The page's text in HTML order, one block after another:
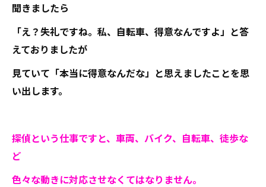
聞きましたら
「え？失礼ですね。私、自転車、得意なんですよ」と答
えておりましたが
見ていて「本当に得意なんだな」と思えましたことを思
い出します。
探偵という仕事ですと、車両、バイク、自転車、徒歩な
ど
色々な動きに対応させなくてはなりません。